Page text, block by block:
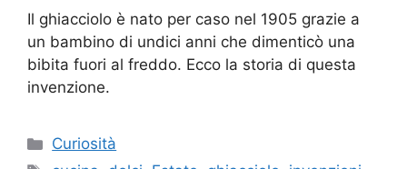
Il ghiacciolo è nato per caso nel 1905 grazie a
un bambino di undici anni che dimenticò una
bibita fuori al freddo. Ecco la storia di questa
invenzione.
Categorie
Curiosità